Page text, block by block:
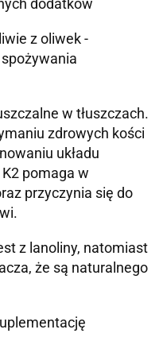
z oliwek -
w tłuszczach.
zdrowych kości
układu
pomaga w
przyczynia się do
z lanoliny, natomiast
że są naturalnego